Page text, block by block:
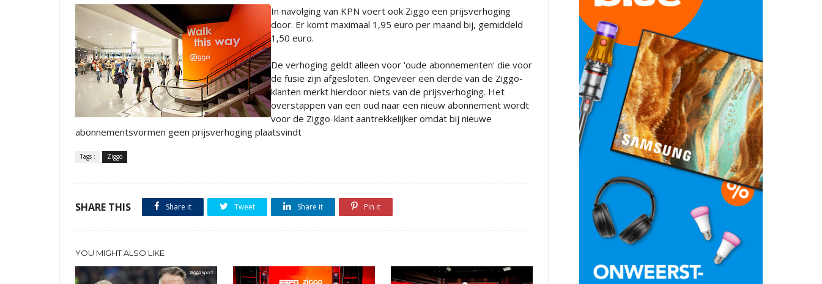
In navolging van KPN voert ook Ziggo een prijsverhoging
door. Er komt maximaal 1,95 euro per maand bij, gemiddeld
1,50 euro.
De verhoging geldt alleen voor 'oude abonnementen' die voor
de fusie zijn afgesloten. Ongeveer een derde van de Ziggo-
klanten merkt hierdoor niets van de prijsverhoging. Het
overstappen van een oud naar een nieuw abonnement wordt
voor de Ziggo-klant aantrekkelijker omdat bij nieuwe
abonnementsvormen geen prijsverhoging plaatsvindt
Tags : Ziggo
SHARE THIS Share it Tweet Share it Pin it
YOU MIGHT ALSO LIKE